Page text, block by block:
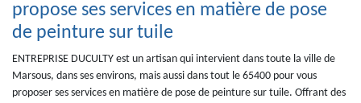
propose ses services en matière de pose
de peinture sur tuile
ENTREPRISE DUCULTY est un artisan qui intervient dans toute la ville de
Marsous, dans ses environs, mais aussi dans tout le 65400 pour vous
proposer ses services en matière de pose de peinture sur tuile. Offrant des